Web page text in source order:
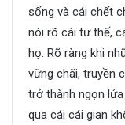
sống và cái chết
nói rõ cái tư thế,
họ. Rõ ràng khi
vững chãi, truyền
trở thành ngọn
qua cái cái gian